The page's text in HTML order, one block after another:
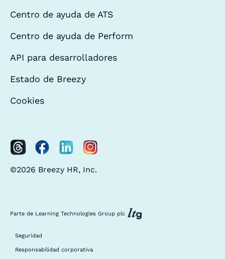
Centro de ayuda de ATS
Centro de ayuda de Perform
API para desarrolladores
Estado de Breezy
Cookies
©2026 Breezy HR, Inc.
Parte de Learning Technologies Group plc
Seguridad
Responsabilidad corporativa